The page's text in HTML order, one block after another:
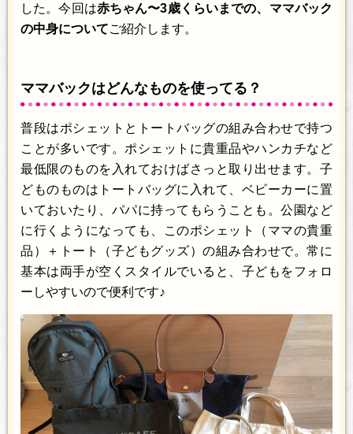
した。今回は赤ちゃん〜3歳くらいまでの、ママバック
の中身についてご紹介します。
ママバックはどんなものを使ってる？
普段はポシェットとトートバッグの組み合わせで持つ
ことが多いです。ポシェットに貴重品やハンカチなど
最低限のものを入れておけばさっと取り出せます。子
どものものはトートバッグに入れて、ベビーカーに置
いておいたり、パパに持ってもらうことも。公園など
に行くようになっても、このポシェット（ママの貴重
品）＋トート（子どもグッズ）の組み合わせで。常に
基本は両手が空くスタイルでいると、子どもをフォロ
ーしやすいので便利です♪